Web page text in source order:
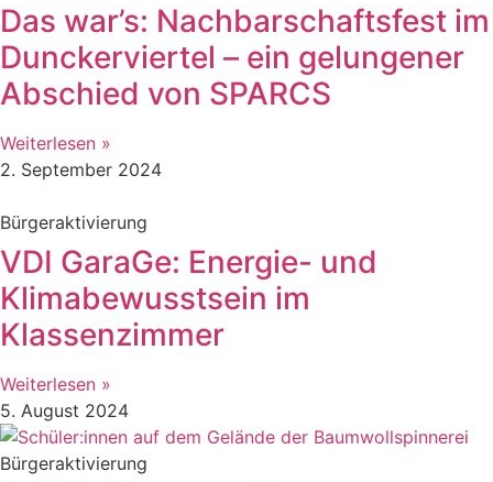
Das war’s: Nachbarschaftsfest im
Dunckerviertel – ein gelungener
Abschied von SPARCS
Weiterlesen »
2. September 2024
Bürgeraktivierung
VDI GaraGe: Energie- und
Klimabewusstsein im
Klassenzimmer
Weiterlesen »
5. August 2024
Bürgeraktivierung